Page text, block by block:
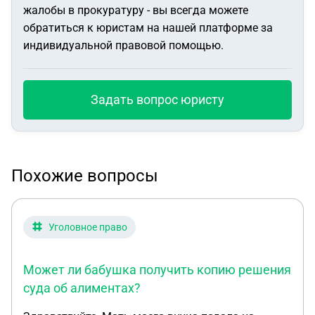
жалобы в прокуратуру - вы всегда можете
обратиться к юристам на нашей платформе за
индивидуальной правовой помощью.
Задать вопрос юристу
Похожие вопросы
Уголовное право
Может ли бабушка получить копию решения
суда об алиментах?